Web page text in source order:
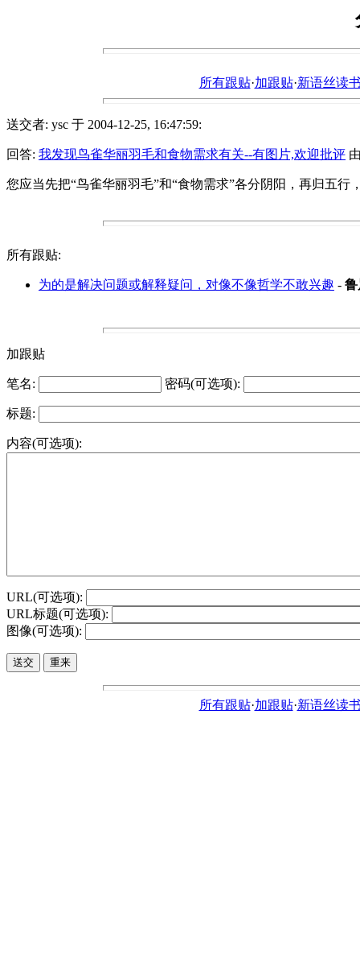
所有跟贴·加跟贴·新语丝读
送交者: ysc 于 2004-12-25, 16:47:59:
回答: 我发现鸟雀华丽羽毛和食物需求有关--有图片,欢迎批评
您应当先把“鸟雀华丽羽毛”和“食物需求”各分阴阳，再归五
所有跟贴:
为的是解决问题或解释疑问，对像不像哲学不敢兴趣 - 鲁
加跟贴
笔名: 密码(可选项):
标题:
内容(可选项):
URL(可选项):
URL标题(可选项):
图像(可选项):
所有跟贴·加跟贴·新语丝读